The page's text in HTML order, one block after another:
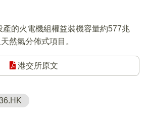
產的火電機組權益裝機容量約577兆
然氣分佈式項目。
港交所原文